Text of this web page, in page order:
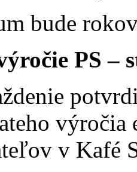
bude
PS –
výročia
v Kafé